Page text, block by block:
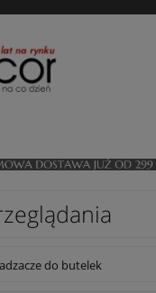
do butelek